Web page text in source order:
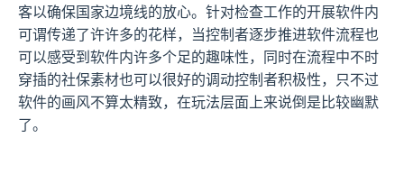
客以确保国家边境线的放心。针对检查工作的开展软件内
可谓传递了许许多的花样，当控制者逐步推进软件流程也
可以感受到软件内许多个足的趣味性，同时在流程中不时
穿插的社保素材也可以很好的调动控制者积极性，只不过
软件的画风不算太精致，在玩法层面上来说倒是比较幽默
了。